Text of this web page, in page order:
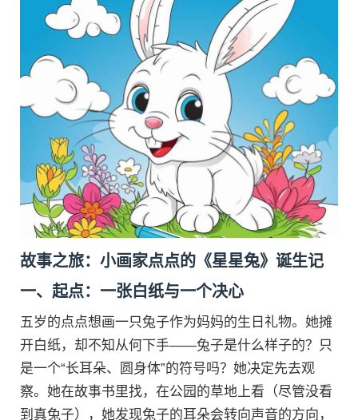
故事之旅：小画家点点的《星星兔》诞生记
一、起点：一张白纸与一个决心
五岁的点点想画一只兔子作为妈妈的生日礼物。她摊
开白纸，却不知从何下手——兔子是什么样子的？只
是一个“长耳朵、圆身体”的符号吗？她决定先去观
察。她在故事书里找，在公园的草地上看（尽管没看
到真兔子），她发现兔子的耳朵会转向声音的方向，